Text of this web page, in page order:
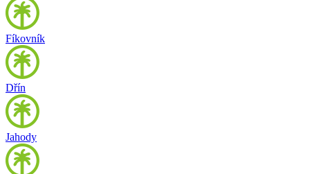
Fíkovník
Dřín
Jahody